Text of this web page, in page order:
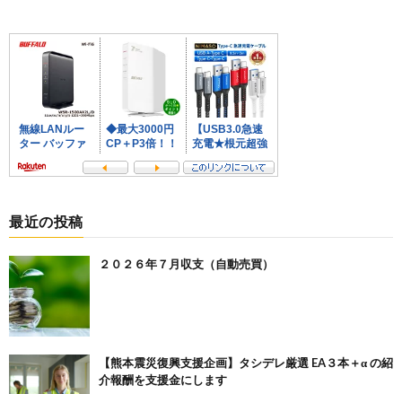
最近の投稿
２０２６年７月収支（自動売買）
【熊本震災復興支援企画】タシデレ厳選 EA３本＋α の紹
介報酬を支援金にします